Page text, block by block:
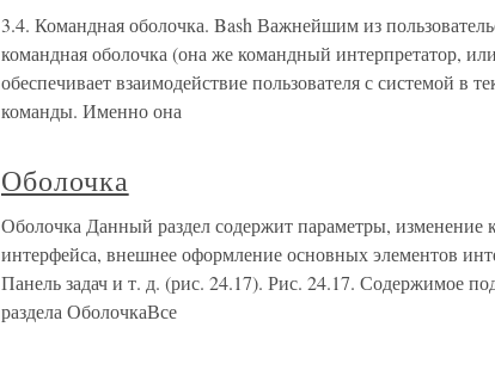
3.4. Командная оболочка. Bash Важнейшим из
командная оболочка (она же командный интерпретатор,
обеспечивает взаимодействие пользователя с системой в
команды. Именно она
Оболочка
Оболочка Данный раздел содержит параметры, изменение
интерфейса, внешнее оформление основных элементов
Панель задач и т. д. (рис. 24.17). Рис. 24.17. Содержимое
раздела ОболочкаВсе